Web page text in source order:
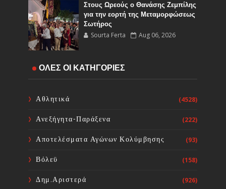
Στους Ωρεούς ο Θανάσης Ζεμπίλης
για την εορτή της Μεταμορφώσεως
Σωτήρος
Sourta Ferta Aug 06, 2026
Έναρξη εργασιών του Υποέργου 1
Συλλόγων Χώρας: Άμεση
επίσπευση των διαδικασιών και
ΟΛΕΣ ΟΙ ΚΑΤΗΓΟΡΙΕΣ
Αθλητικά (4528)
Ανεξήγητα-Παράξενα (222)
Αποτελέσματα Αγώνων Κολύμβησης (93)
Βόλεϋ (158)
Δημ.Αριστερά (926)